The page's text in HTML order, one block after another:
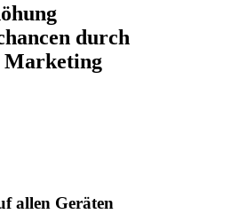
durch
Marketing
allen Geräten